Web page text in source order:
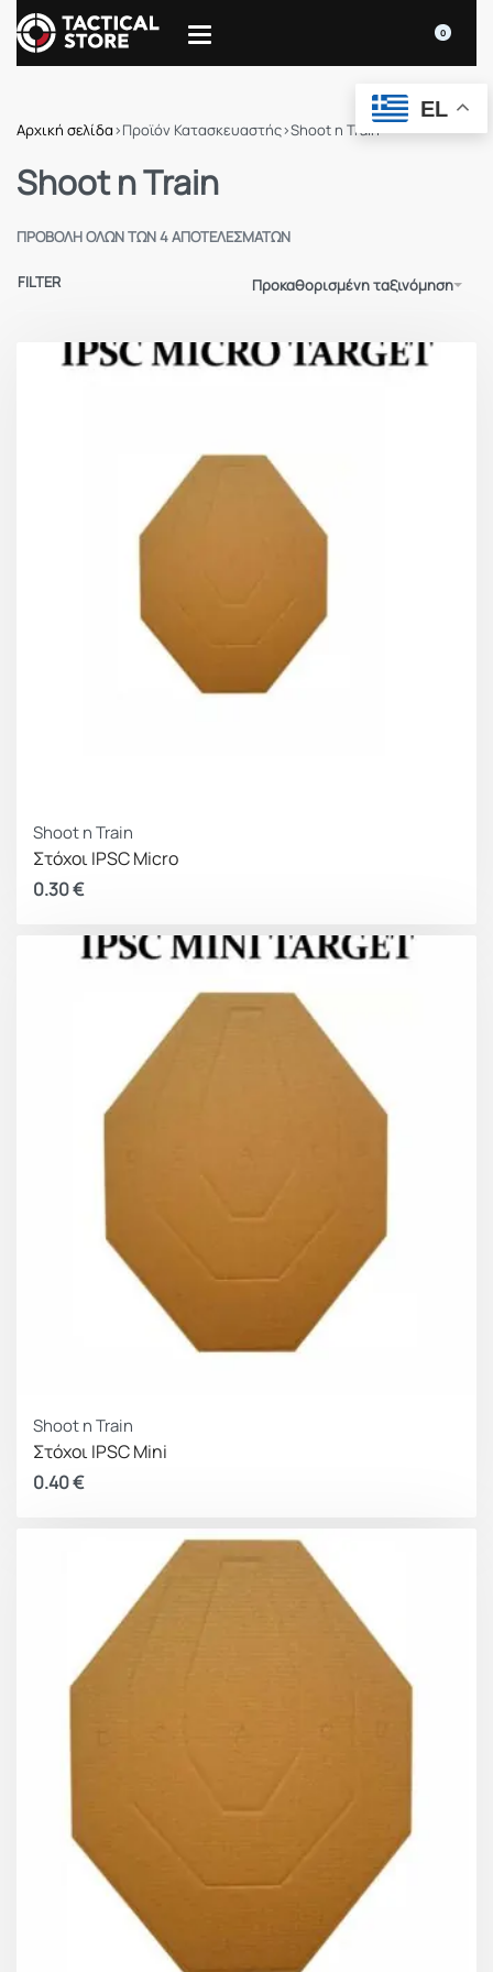
0
Αρχική σελίδα›Προϊόν Κατασκευαστής›Shoot n Train
Shoot n Train
ΠΡΟΒΟΛΉ ΌΛΩΝ ΤΩΝ 4 ΑΠΟΤΕΛΕΣΜΆΤΩΝ
Προκαθορισμένη ταξινόμηση
FILTER
Shoot n Train
Στόχοι IPSC Micro
0.30€
Shoot n Train
Στόχοι IPSC Mini
0.40€
EL